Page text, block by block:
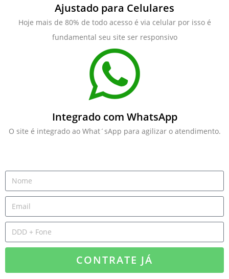
Ajustado para Celulares
Hoje mais de 80% de todo acesso é via celular por isso é
fundamental seu site ser responsivo
Integrado com WhatsApp
O site é integrado ao What´sApp para agilizar o atendimento.
CONTRATE JÁ